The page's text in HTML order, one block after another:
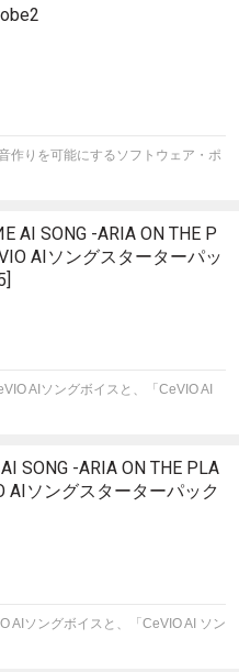
作りを可能にするソフトウェア・ポ
AI SONG -ARIA ON THE P
AIソングスターターパッ
AIソングボイスと、「CeVIO AI
SONG -ARIA ON THE PLA
AIソングスターターパック
AIソングボイスと、「CeVIO AI ソン